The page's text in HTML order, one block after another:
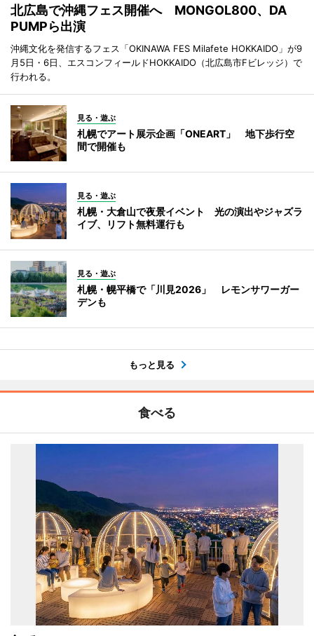
北広島で沖縄フェス開催へ MONGOL800、DA
PUMPら出演
沖縄文化を発信するフェス「OKINAWA FES Milafete HOKKAIDO」が9
月5日・6日、エスコンフィールドHOKKAIDO（北広島市Fビレッジ）で
行われる。
見る・遊ぶ
札幌でアート展示企画「ONEART」 地下歩行空
間で開催も
見る・遊ぶ
札幌・大倉山で夜景イベント 光の演出やジャズラ
イブ、リフト無料運行も
見る・遊ぶ
札幌・幌平橋で「川見2026」 レモンサワーガー
デンも
もっと見る
食べる